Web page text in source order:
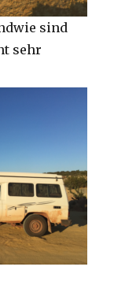
sind
sehr